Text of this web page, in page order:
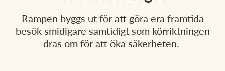
Vanliga sökningar:
SorteringsguideSophämtningTömningsschema
Rampen byggs ut för att göra era framtida
besök smidigare samtidigt som körriktningen
dras om för att öka säkerheten.